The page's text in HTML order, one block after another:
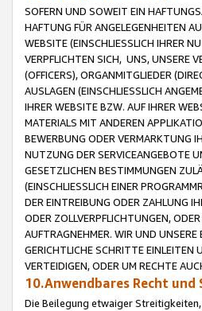
SOFERN UND SOWEIT EIN
HAFTUNG FÜR ANGELEGENHEITEN
WEBSITE (EINSCHLIESSLICH IHRER
VERPFLICHTEN SICH, UNS, UNSERE
(OFFICERS), ORGANMITGLIEDER
AUSLAGEN (EINSCHLIESSLICH
IHRER WEBSITE BZW. AUF IHRER
MATERIALS MIT ANDEREN
BEWERBUNG ODER VERMARKTUNG
NUTZUNG DER SERVICEANGEBOTE
GESETZLICHEN BESTIMMUNGEN
(EINSCHLIESSLICH EINER
DER EINTREIBUNG ODER ZAHLUNG
ODER ZOLLVERPFLICHTUNGEN,
AUFTRAGNEHMER. WIR UND
GERICHTLICHE SCHRITTE EINLEITEN
VERTEIDIGEN, ODER UM RECHTE
10.Anwendbares Recht
Die Beilegung etwaiger